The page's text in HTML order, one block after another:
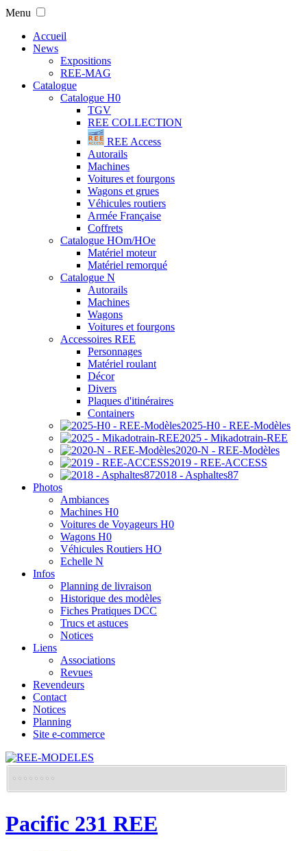
Menu
Accueil
News
Expositions
REE-MAG
Catalogue
Catalogue H0
TGV
REE COLLECTION
REE Access
Autorails
Machines
Voitures et fourgons
Wagons et grues
Véhicules routiers
Armée Française
Coffrets
Catalogue HOm/HOe
Matériel moteur
Matériel remorqué
Catalogue N
Autorails
Machines
Wagons
Voitures et fourgons
Accessoires REE
Personnages
Matériel roulant
Décor
Divers
Plaques d'itinéraires
Containers
2025-H0 - REE-Modèles
2025 - Mikadotrain-REE
2020-N - REE-Modèles
2019 - REE-ACCESS
2018 - Asphaltes87
Photos
Ambiances
Machines H0
Voitures de Voyageurs H0
Wagons H0
Véhicules Routiers HO
Echelle N
Infos
Planning de livraison
Historique des modèles
Fiches Pratiques DCC
Trucs et astuces
Notices
Liens
Associations
Revues
Revendeurs
Contact
Notices
Planning
Site e-commerce
Pacific 231 REE